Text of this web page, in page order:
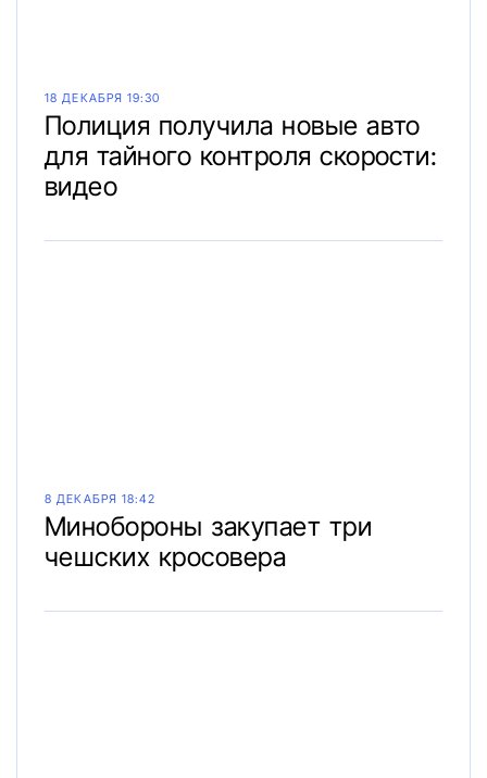
18 ДЕКАБРЯ 19:30
Полиция получила новые авто
для тайного контроля скорости:
видео
8 ДЕКАБРЯ 18:42
Минобороны закупает три
чешских кросовера